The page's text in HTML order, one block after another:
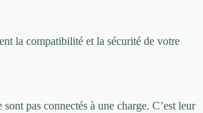
la compatibilité et la sécurité de votre
pas connectés à une charge. C’est leur